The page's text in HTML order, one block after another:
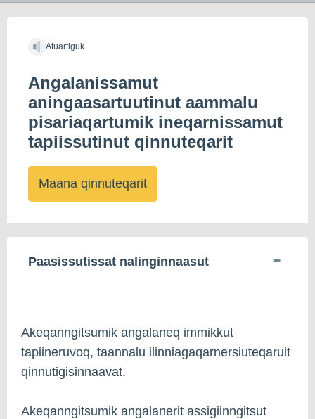
Atuartiguk
Angalanissamut
aningaasartuutinut aammalu
pisariaqartumik ineqarnissamut
tapiissutinut qinnuteqarit
Maana qinnuteqarit
Paasissutissat nalinginnaasut
Akeqanngitsumik angalaneq immikkut
tapiineruvoq, taannalu ilinniagaqarnersiuteqaruit
qinnutigisinnaavat.
Akeqanngitsumik angalanerit assigiinngitsut